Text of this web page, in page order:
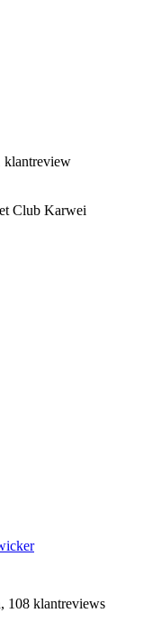
klantreview
Club Karwei
108 klantreviews